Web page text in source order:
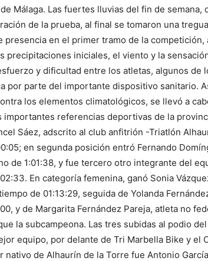
Málaga. Las fuertes lluvias del fin de semana,
de la prueba, al final se tomaron una
en el primer tramo de la competición,
precipitaciones iniciales, el viento y la
y dificultad entre los atletas, algunos de
por parte del importante dispositivo sanitario.
los elementos climatológicos, se llevó a
importantes referencias deportivas de la
Sáez, adscrito al club anfitrión -Triatlón
en segunda posición entró Fernando
de 1:01:38, y fue tercero otro integrante del
En categoría femenina, ganó Sonia
de 01:13:29, seguida de Yolanda
y de Margarita Fernández Pareja, atleta no
la subcampeona. Las tres subidas al podio
equipo, por delante de Tri Marbella Bike y el
nativo de Alhaurín de la Torre fue Antonio